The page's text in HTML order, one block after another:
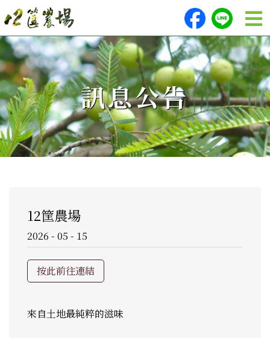
訊息公告
12筐農場
2026 - 05 - 15
按此前往連結
來自土地最純粹的滋味